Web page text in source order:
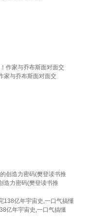
家与乔布斯面对面交
造力密码(樊登读书推
亿年宇宙史,一口气搞懂